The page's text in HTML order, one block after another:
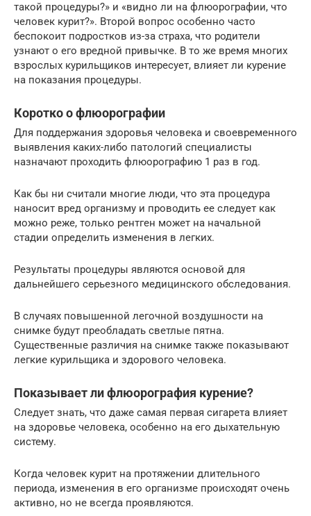
такой процедуры?» и «видно ли на флюорографии, что
человек курит?». Второй вопрос особенно часто
беспокоит подростков из-за страха, что родители
узнают о его вредной привычке. В то же время многих
взрослых курильщиков интересует, влияет ли курение
на показания процедуры.
Коротко о флюорографии
Для поддержания здоровья человека и своевременного
выявления каких-либо патологий специалисты
назначают проходить флюорографию 1 раз в год.
Как бы ни считали многие люди, что эта процедура
наносит вред организму и проводить ее следует как
можно реже, только рентген может на начальной
стадии определить изменения в легких.
Результаты процедуры являются основой для
дальнейшего серьезного медицинского обследования.
В случаях повышенной легочной воздушности на
снимке будут преобладать светлые пятна.
Существенные различия на снимке также показывают
легкие курильщика и здорового человека.
Показывает ли флюорография курение?
Следует знать, что даже самая первая сигарета влияет
на здоровье человека, особенно на его дыхательную
систему.
Когда человек курит на протяжении длительного
периода, изменения в его организме происходят очень
активно, но не всегда проявляются.